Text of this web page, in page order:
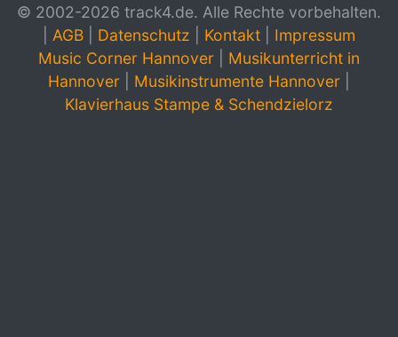
© 2002-2026 track4.de. Alle Rechte vorbehalten.
AGB Datenschutz Kontakt
Impressum
Music Corner Hannover
Musikunterricht in
Hannover
Musikinstrumente Hannover
Klavierhaus Stampe & Schendzielorz